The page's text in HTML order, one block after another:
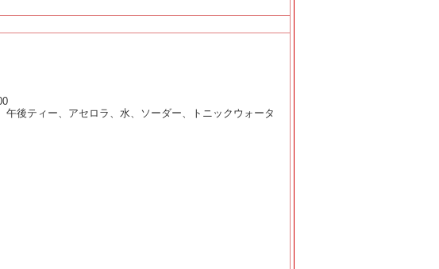
後ティー、アセロラ、水、ソーダー、トニックウォータ